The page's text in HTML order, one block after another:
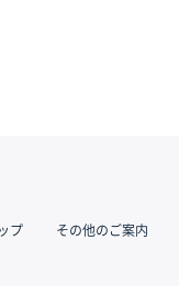
プ その他のご案内